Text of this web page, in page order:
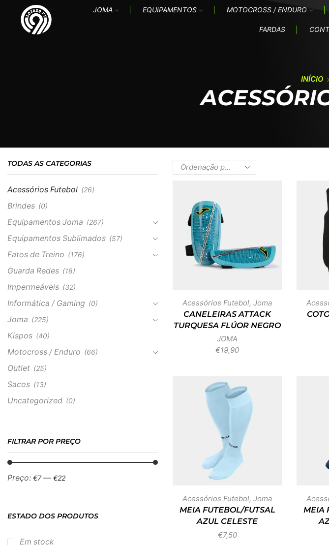
JOMA EQUIPAMENTOS MOTOCROSS / ENDURO
FARDAS
INÍCIO
Acessórios Futebol, Joma
CANELEIRAS ATTACK
TURQUESA FLÚOR NEGRO
JOMA
€19,90
Acessórios Futebol, Joma
MEIA FUTEBOL/FUTSAL
AZUL CELESTE
€7,50
MEIA
TODAS AS CATEGORIAS
Acessórios Futebol (26)
Brindes (0)
Equipamentos Joma (267)
Equipamentos Sublimados (57)
Fatos de Treino (176)
Guarda Redes (18)
Impermeáveis (32)
Informática / Gaming (0)
Joma (225)
Kispos (40)
Motocross / Enduro (66)
Outlet (25)
Sacos (13)
Uncategorized (0)
FILTRAR POR PREÇO
Preço: €7— €22
ESTADO DOS PRODUTOS
Em stock